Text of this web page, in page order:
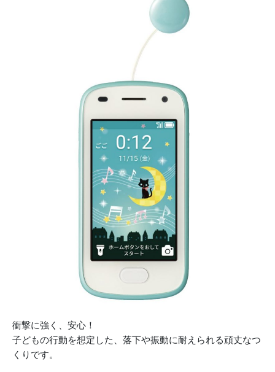
衝撃に強く、安心！
子どもの行動を想定した、落下や振動に耐えられる頑丈なつ
くりです。